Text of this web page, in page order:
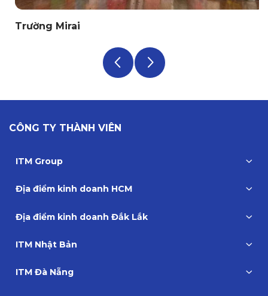
Trường Mirai
CÔNG TY THÀNH VIÊN
ITM Group
Địa điểm kinh doanh HCM
Địa điểm kinh doanh Đắk Lắk
ITM Nhật Bản
ITM Đà Nẵng